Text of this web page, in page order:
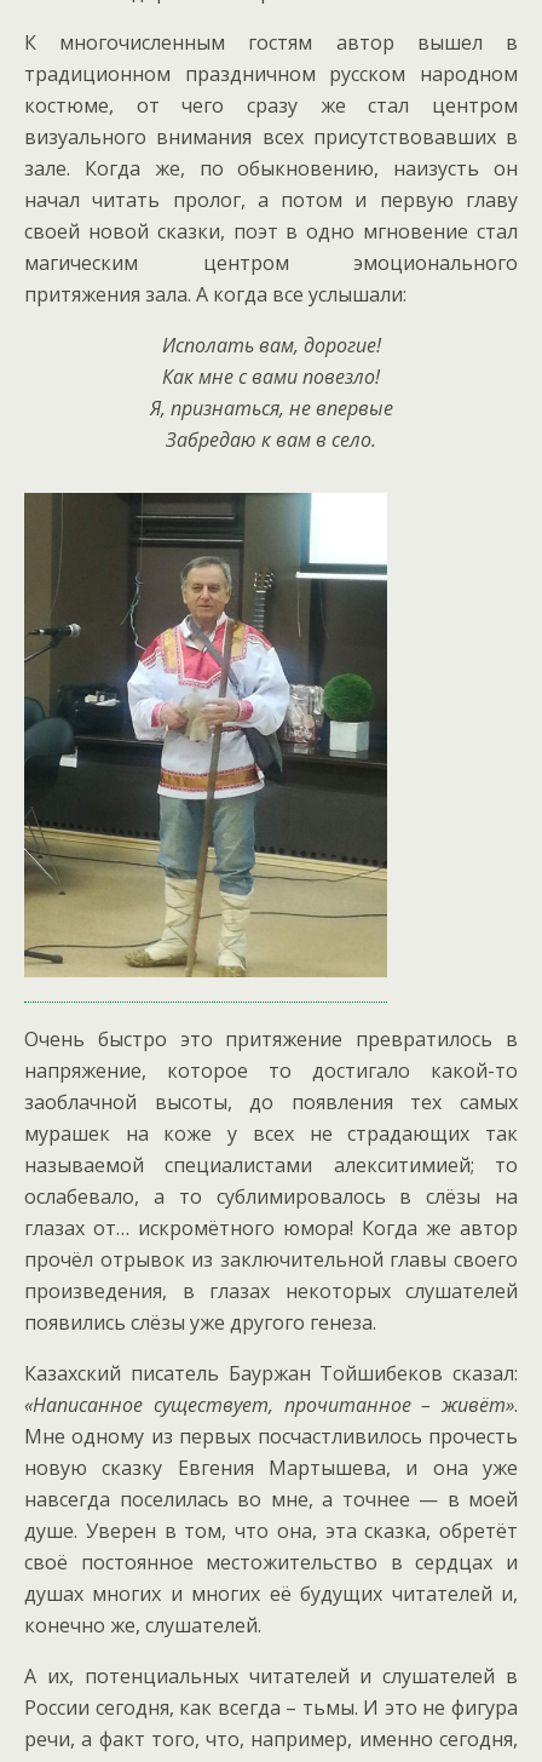
К многочисленным гостям автор вышел в
традиционном праздничном русском народном
костюме, от чего сразу же стал центром
визуального внимания всех присутствовавших в
зале. Когда же, по обыкновению, наизусть он
начал читать пролог, а потом и первую главу
своей новой сказки, поэт в одно мгновение стал
магическим центром эмоционального
притяжения зала. А когда все услышали:
Исполать вам, дорогие!
Как мне с вами повезло!
Я, признаться, не впервые
Забредаю к вам в село.
Очень быстро это притяжение превратилось в
напряжение, которое то достигало какой-то
заоблачной высоты, до появления тех самых
мурашек на коже у всех не страдающих так
называемой специалистами алекситимией; то
ослабевало, а то сублимировалось в слёзы на
глазах от… искромётного юмора! Когда же автор
прочёл отрывок из заключительной главы своего
произведения, в глазах некоторых слушателей
появились слёзы уже другого генеза.
Казахский писатель Бауржан Тойшибеков сказал:
«Написанное существует, прочитанное – живёт».
Мне одному из первых посчастливилось прочесть
новую сказку Евгения Мартышева, и она уже
навсегда поселилась во мне, а точнее — в моей
душе. Уверен в том, что она, эта сказка, обретёт
своё постоянное местожительство в сердцах и
душах многих и многих её будущих читателей и,
конечно же, слушателей.
А их, потенциальных читателей и слушателей в
России сегодня, как всегда – тьмы. И это не фигура
речи, а факт того, что, например, именно сегодня,